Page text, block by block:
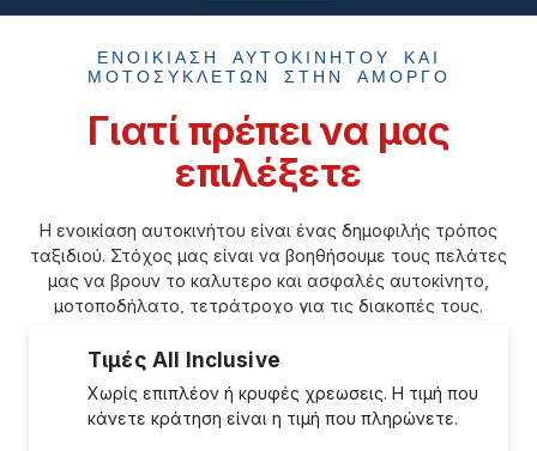
ΕΝΟΙΚΊΑΣΗ ΑΥΤΟΚΙΝΉΤΟΥ ΚΑΙ
ΜΟΤΟΣΥΚΛΕΤΏΝ ΣΤΗΝ ΑΜΟΡΓΌ
Γιατί πρέπει να μας
επιλέξετε
Η ενοικίαση αυτοκινήτου είναι ένας δημοφιλής τρόπος
ταξιδιού. Στόχος μας είναι να βοηθήσουμε τους πελάτες
μας να βρουν το καλυτερο και ασφαλές αυτοκίνητο,
μοτοποδήλατο, τετράτροχο για τις διακοπές τους.
Τιμές All Inclusive
Χωρίς επιπλέον ή κρυφές χρεωσεις. Η τιμή που
κάνετε κράτηση είναι η τιμή που πληρώνετε.